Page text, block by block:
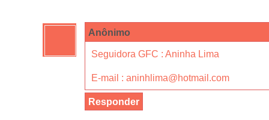
Anônimo
Seguidora GFC : Aninha Lima
E-mail : aninhlima@hotmail.com
Responder